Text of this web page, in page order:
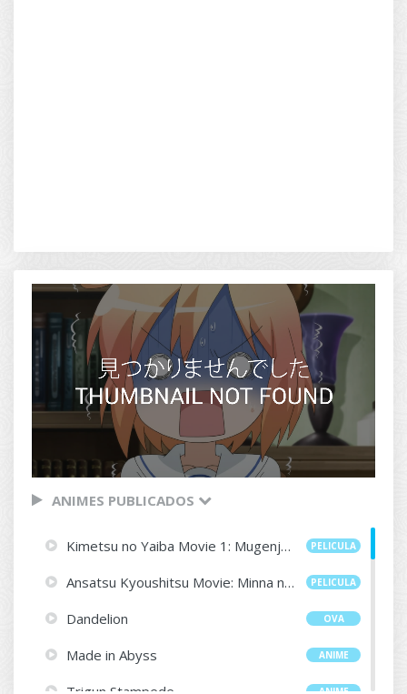
ANIMES PUBLICADOS
Kimetsu no Yaiba Movie 1: Mugenjou-hen - Akaza Sairai PELICULA
Ansatsu Kyoushitsu Movie: Minna no Jikan PELICULA
Dandelion OVA
Made in Abyss ANIME
ANIME